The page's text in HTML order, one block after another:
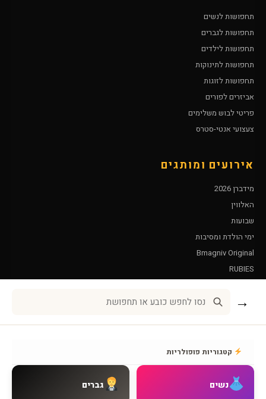
תחפושות לנשים
תחפושות לגברים
תחפושות לילדים
תחפושות לתינוקות
תחפושות לזוגות
אביזרים לפורים
פריטי לבוש משלימים
צעצועי אנטי-סטרס
אירועים ומותגים
מידברן 2026
האלווין
שבועות
ימי הולדת ומסיבות
Bmagniv Original
RUBIES
צור קשר
שאלות נפוצות
→
קטגוריות פופולריות
נשים גברים